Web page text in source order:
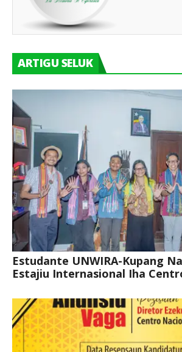
ARTIGU SELUK
Estudante UNWIRA-Kupang
Estajiu Internasional Iha